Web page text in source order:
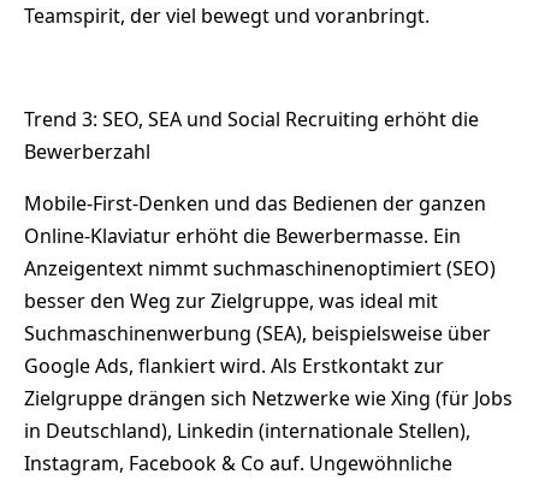
Teamspirit, der viel bewegt und voranbringt.
Trend 3: SEO, SEA und Social Recruiting erhöht die
Bewerberzahl
Mobile-First-Denken und das Bedienen der ganzen
Online-Klaviatur erhöht die Bewerbermasse. Ein
Anzeigentext nimmt suchmaschinenoptimiert (SEO)
besser den Weg zur Zielgruppe, was ideal mit
Suchmaschinenwerbung (SEA), beispielsweise über
Google Ads, flankiert wird. Als Erstkontakt zur
Zielgruppe drängen sich Netzwerke wie Xing (für Jobs
in Deutschland), Linkedin (internationale Stellen),
Instagram, Facebook & Co auf. Ungewöhnliche